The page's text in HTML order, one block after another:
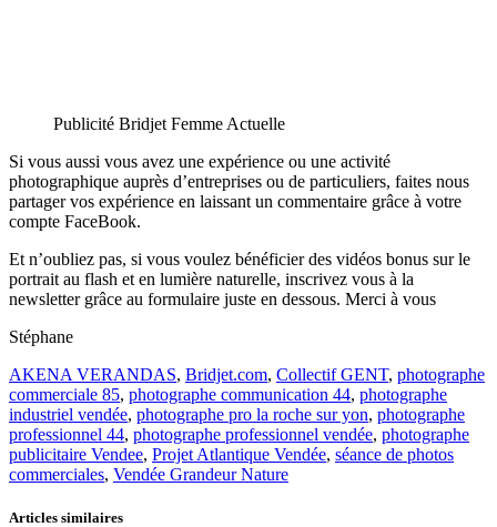
Publicité Bridjet Femme Actuelle
Si vous aussi vous avez une expérience ou une activité
photographique auprès d’entreprises ou de particuliers, faites nous
partager vos expérience en laissant un commentaire grâce à votre
compte FaceBook.
Et n’oubliez pas, si vous voulez bénéficier des vidéos bonus sur le
portrait au flash et en lumière naturelle, inscrivez vous à la
newsletter grâce au formulaire juste en dessous. Merci à vous
Stéphane
AKENA VERANDAS, Bridjet.com, Collectif GENT, photographe
commerciale 85, photographe communication 44, photographe
industriel vendée, photographe pro la roche sur yon, photographe
professionnel 44, photographe professionnel vendée, photographe
publicitaire Vendee, Projet Atlantique Vendée, séance de photos
commerciales, Vendée Grandeur Nature
Articles similaires